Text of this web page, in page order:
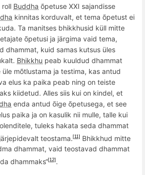
roll Buddha õpetuse XXI sajandisse
kinnitas korduvalt, et tema õpetust ei
Ta manitses bhikkhusid küll mitte
õpetusi ja järgima vaid tema,
dhammat, kuid samas kutsus üles
Bhikkhu peab kuuldud dhammat
üle mõtlustama ja testima, kas antud
elus ka paika peab ning on teiste
kiidetud. Alles siis kui on kindel, et
enda antud õige õpetusega, et see
paika ja on kasulik nii mulle, talle kui
tuleks hakata seda dhammat
teostama. [11] Bhikkhud mitte
dhammat, vaid teostavad dhammat
dhammaks“[12] .